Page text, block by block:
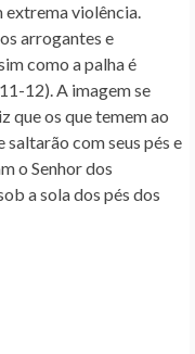
extrema violência.
arrogantes e
como a palha é
12). A imagem se
que os que temem ao
com seus pés e
o Senhor dos
a sola dos pés dos